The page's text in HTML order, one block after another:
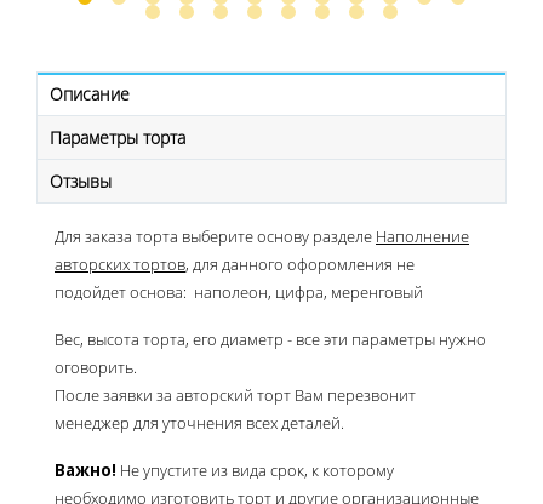
Описание
Параметры торта
Отзывы
Для заказа торта выберите основу разделе Наполнение
авторских тортов, для данного офоромления не
подойдет основа: наполеон, цифра, меренговый
Вес, высота торта, его диаметр - все эти параметры нужно
оговорить.
После заявки за авторский торт Вам перезвонит
менеджер для уточнения всех деталей.
Важно! Не упустите из вида срок, к которому
необходимо изготовить торт и другие организационные